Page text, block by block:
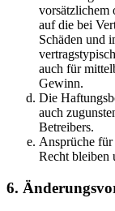
vorsätzlichem
auf die bei
Schäden und
auch für
Gewinn.
Die
auch
Betreibers.
Ansprüche
Recht bleiben
6.